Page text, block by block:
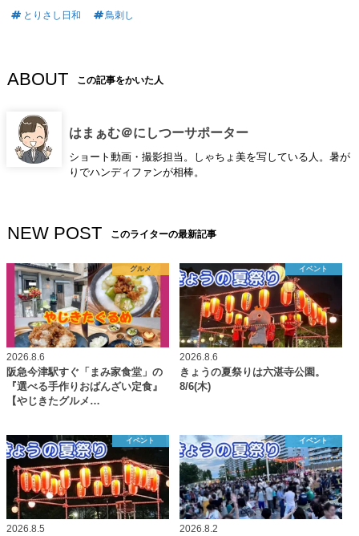
とりさし日和
鳥刺し
ABOUT この記事をかいた人
はまぁむ＠にしつーサポーター
ショート動画・撮影担当。しゃちょ美を写している人。暑が
りでハンディファンが相棒。
NEW POST このライターの最新記事
グルメ
2026.8.6
阪急今津駅すぐ「まみ家食堂」の
『選べる手作りおばんざい定食』
【やじきたグルメ…
イベント
2026.8.6
きょうの夏祭りは六湛寺公園。
8/6(木)
イベント
2026.8.5
イベント
2026.8.2